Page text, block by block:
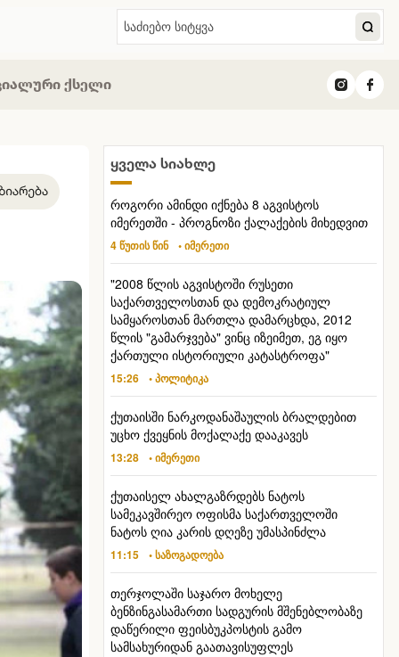
ქსელი
ყველა სიახლე
როგორი ამინდი იქნება 8 აგვისტოს
იმერეთში - პროგნოზი ქალაქების მიხედვით
4 წუთის წინ • იმერეთი
"2008 წლის აგვისტოში რუსეთი
საქართველოსთან და დემოკრატიულ
სამყაროსთან მართლა დამარცხდა, 2012
წლის "გამარჯვება" ვინც იზეიმეთ, ეგ იყო
ქართული ისტორიული კატასტროფა"
15:26 • პოლიტიკა
ქუთაისში ნარკოდანაშაულის ბრალდებით
უცხო ქვეყნის მოქალაქე დააკავეს
13:28 • იმერეთი
ქუთაისელ ახალგაზრდებს ნატოს
სამეკავშირეო ოფისმა საქართველოში
ნატოს ღია კარის დღეზე უმასპინძლა
11:15 • საზოგადოება
თერჯოლაში საჯარო მოხელე
ბენზინგასამართი სადგურის მშენებლობაზე
დაწერილი ფეისბუკპოსტის გამო
სამსახურიდან გაათავისუფლეს